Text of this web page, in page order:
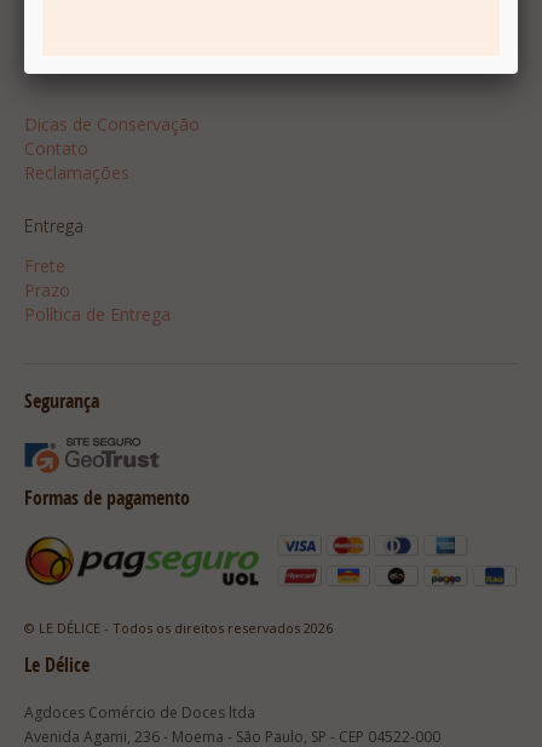
Dicas de Conservação
Contato
Reclamações
Entrega
Frete
Prazo
Política de Entrega
Segurança
Formas de pagamento
© LE DÉLICE - Todos os direitos reservados 2026
Le Délice
Agdoces Comércio de Doces ltda
Avenida Agami, 236 - Moema - São Paulo, SP - CEP 04522-000